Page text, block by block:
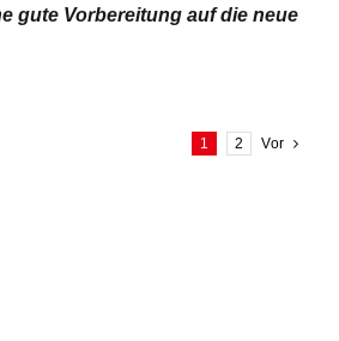
gute Vorbereitung auf die neue
1 2 Vor